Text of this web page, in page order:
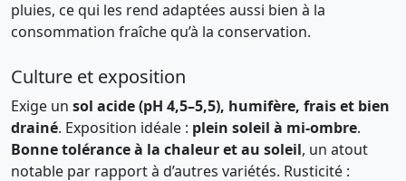
pluies, ce qui les rend adaptées aussi bien à la
consommation fraîche qu’à la conservation.
Culture et exposition
Exige un sol acide (pH 4,5–5,5), humifère, frais et bien
drainé. Exposition idéale : plein soleil à mi-ombre.
Bonne tolérance à la chaleur et au soleil, un atout
notable par rapport à d’autres variétés. Rusticité :